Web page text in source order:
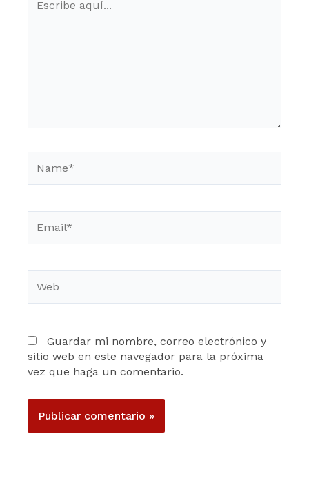
aquí...
Guardar mi nombre, correo electrónico y
sitio web en este navegador para la próxima
vez que haga un comentario.